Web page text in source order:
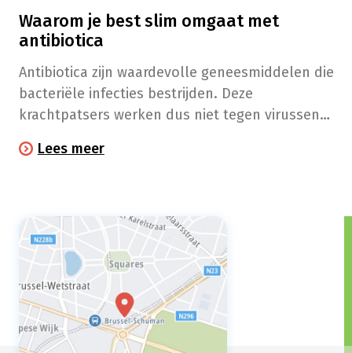
Waarom je best slim omgaat met
antibiotica
Antibiotica zijn waardevolle geneesmiddelen die
bacteriële infecties bestrijden. Deze
krachtpatsers werken dus niet tegen virussen
correct te gebruiken herstel je sneller van de
Lees meer